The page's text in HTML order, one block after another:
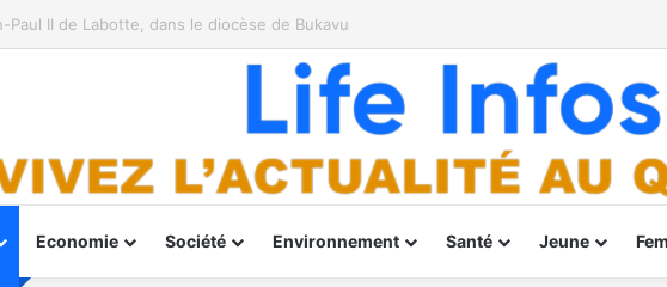
II de Labotte, dans le diocèse de Bukavu
Economie Société Environnement Santé Jeune